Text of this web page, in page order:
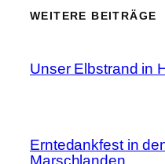
WEITERE BEITRÄGE
Unser Elbstrand in
Erntedankfest in
Marschlanden